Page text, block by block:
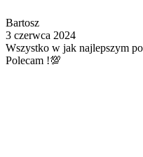
Bartosz
3 czerwca 2024
Wszystko w jak najlepszym
Polecam !💯